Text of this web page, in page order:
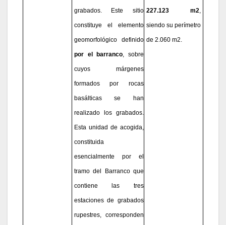
grabados. Este sitio
constituye el elemento
geomorfológico definido
por el barranco, sobre
cuyos márgenes
formados por rocas
basálticas se han
realizado los grabados.
Esta unidad de acogida,
constituida
esencialmente por el
tramo del Barranco que
contiene las tres
estaciones de grabados
rupestres, corresponden
227.123 m2,
siendo su perímetro
de 2.060 m2.